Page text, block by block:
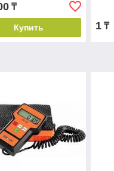
₸
Купить 1 ₸